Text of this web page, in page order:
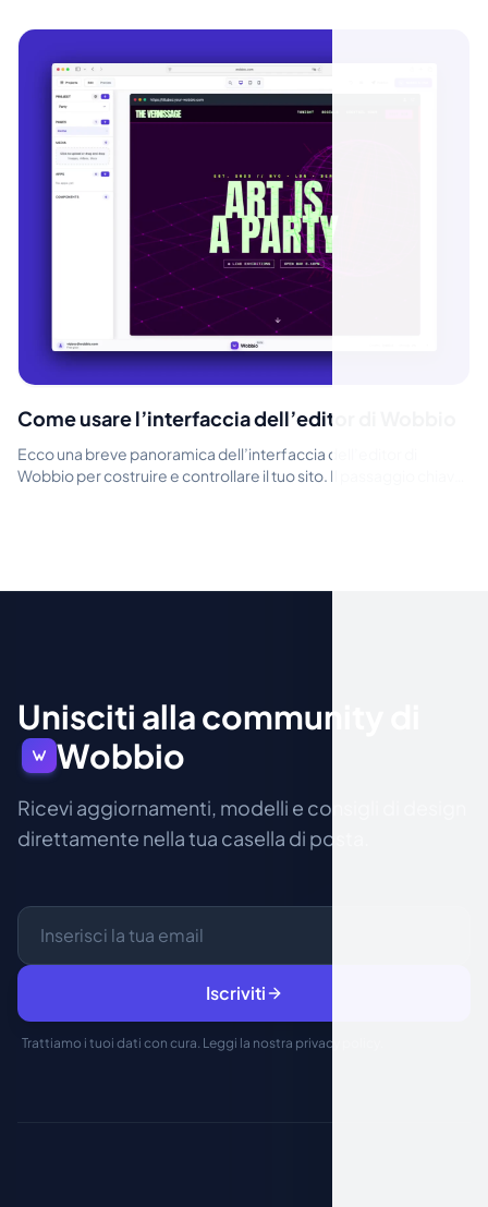
Come usare l’interfaccia dell’editor di Wobbio
Ecco una breve panoramica dell’interfaccia dell’editor di
Wobbio per costruire e controllare il tuo sito. Il passaggio chiave
Unisciti alla community di
Wobbio
Ricevi aggiornamenti, modelli e consigli di design
direttamente nella tua casella di posta.
Iscriviti
Trattiamo i tuoi dati con cura. Leggi la nostra privacy policy